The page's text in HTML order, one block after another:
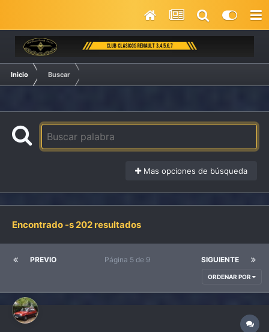
Inicio Buscar
Mas opciones de búsqueda
Encontrado -s 202 resultados
PREVIO SIGUIENTE
Página 5 de 9
ORDENAR POR